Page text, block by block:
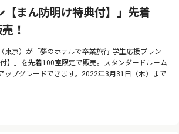
【まん防明け特典付】」先着
！
東京）が「夢のホテルで卒業旅行 学生応援プラン
】」を先着100室限定で販売。スタンダードルーム
ップグレードできます。2022年3月31日（木）まで